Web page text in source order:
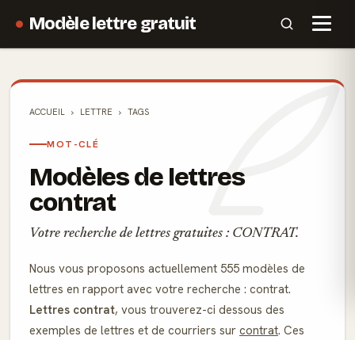
Modèle lettre gratuit
ACCUEIL LETTRE TAGS
MOT-CLÉ
Modèles de lettres
contrat
Votre recherche de lettres gratuites : CONTRAT.
Nous vous proposons actuellement 555 modèles de
lettres en rapport avec votre recherche : contrat.
Lettres contrat, vous trouverez-ci dessous des
exemples de lettres et de courriers sur contrat. Ces